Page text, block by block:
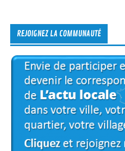
REJOIGNEZ LA COMMUNAUTÉ